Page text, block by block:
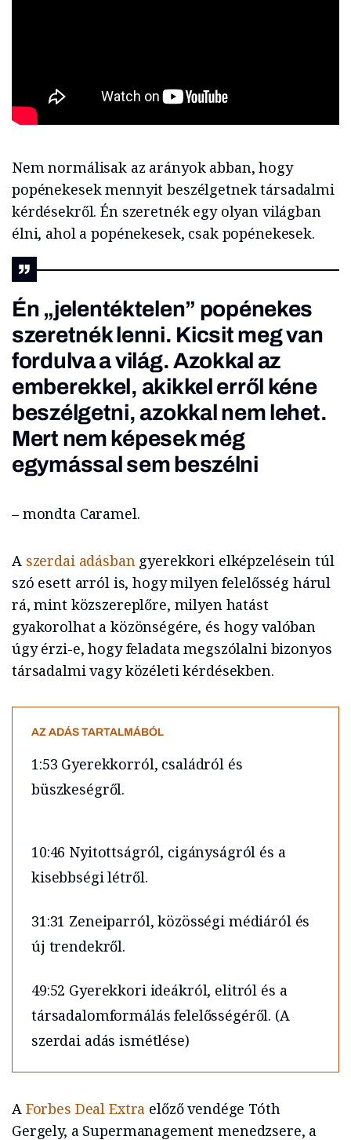
Nem normálisak az arányok abban, hogy
popénekesek mennyit beszélgetnek társadalmi
kérdésekről. Én szeretnék egy olyan világban
élni, ahol a popénekesek, csak popénekesek.
Én „jelentéktelen” popénekes
szeretnék lenni. Kicsit meg van
fordulva a világ. Azokkal az
emberekkel, akikkel erről kéne
beszélgetni, azokkal nem lehet.
Mert nem képesek még
egymással sem beszélni
– mondta Caramel.
A szerdai adásbangyerekkori elképzelésein túl
szó esett arról is, hogy milyen felelősség hárul
rá, mint közszereplőre, milyen hatást
gyakorolhat a közönségére, és hogy valóban
úgy érzi-e, hogy feladata megszólalni bizonyos
társadalmi vagy közéleti kérdésekben.
AZ ADÁS TARTALMÁBÓL
1:53 Gyerekkorról, családról és
büszkeségről.
10:46 Nyitottságról, cigányságról és a
kisebbségi létről.
31:31 Zeneiparról, közösségi médiáról és
új trendekről.
49:52 Gyerekkori ideákról, elitról és a
társadalomformálás felelősségéről. (A
szerdai adás ismétlése)
A Forbes Deal Extra előző vendége Tóth
Gergely, a Supermanagement menedzsere, a